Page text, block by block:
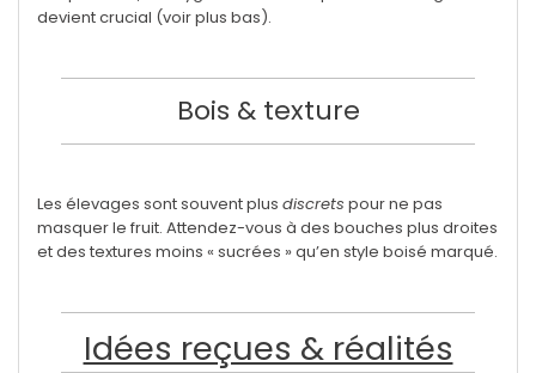
devient crucial (voir plus bas).
Bois & texture
Les élevages sont souvent plus discrets pour ne pas
masquer le fruit. Attendez-vous à des bouches plus droites
et des textures moins « sucrées » qu’en style boisé marqué.
Idées reçues & réalités